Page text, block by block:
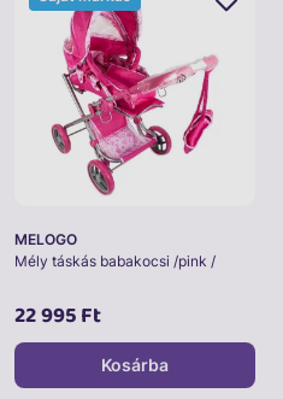
MELOGO
Mély táskás babakocsi /pink /
22 995 Ft
Kosárba